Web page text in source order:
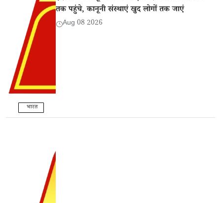
भारत
तक पहुंचे, कानूनी संस्थाएं खुद लोगों तक जाएं
Aug 08 2026